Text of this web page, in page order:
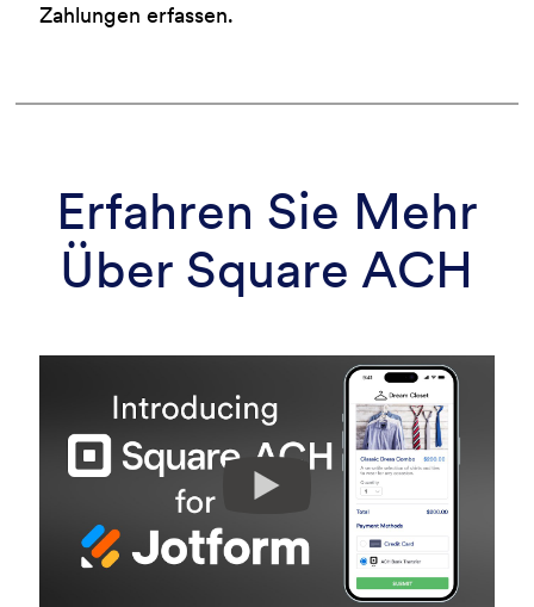
Zahlungen erfassen.
Erfahren Sie Mehr
Über Square ACH